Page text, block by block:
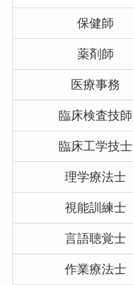
保健師
薬剤師
医療事務
臨床検査技師
臨床工学技士
理学療法士
視能訓練士
言語聴覚士
作業療法士